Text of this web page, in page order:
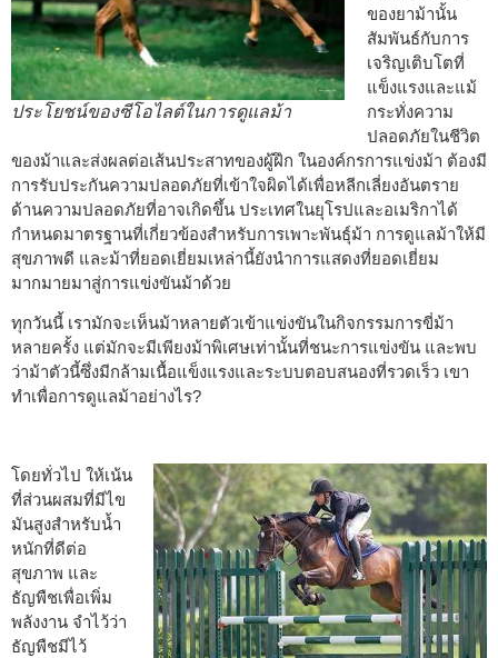
ประโยชน์ของซีโอไลต์ในการดูแลม้า
ของยาม้านั้น
สัมพันธ์กับการ
เจริญเติบโตที่
แข็งแรงและแม้
กระทั่งความ
ปลอดภัยในชีวิต
ของม้าและส่งผลต่อเส้นประสาทของผู้ฝึก ในองค์กรการแข่งม้า ต้องมี
การรับประกันความปลอดภัยที่เข้าใจผิดได้เพื่อหลีกเลี่ยงอันตราย
ด้านความปลอดภัยที่อาจเกิดขึ้น ประเทศในยุโรปและอเมริกาได้
กำหนดมาตรฐานที่เกี่ยวข้องสำหรับการเพาะพันธุ์ม้า การดูแลม้าให้มี
สุขภาพดี และม้าที่ยอดเยี่ยมเหล่านี้ยังนำการแสดงที่ยอดเยี่ยม
มากมายมาสู่การแข่งขันม้าด้วย
ทุกวันนี้ เรามักจะเห็นม้าหลายตัวเข้าแข่งขันในกิจกรรมการขี่ม้า
หลายครั้ง แต่มักจะมีเพียงม้าพิเศษเท่านั้นที่ชนะการแข่งขัน และพบ
ว่าม้าตัวนี้ซึ่งมีกล้ามเนื้อแข็งแรงและระบบตอบสนองที่รวดเร็ว เขา
ทำเพื่อการดูแลม้าอย่างไร?
โดยทั่วไป ให้เน้น
ที่ส่วนผสมที่มีไข
มันสูงสำหรับน้ำ
หนักที่ดีต่อ
สุขภาพ และ
ธัญพืชเพื่อเพิ่ม
พลังงาน จำไว้ว่า
ธัญพืชมีไว้